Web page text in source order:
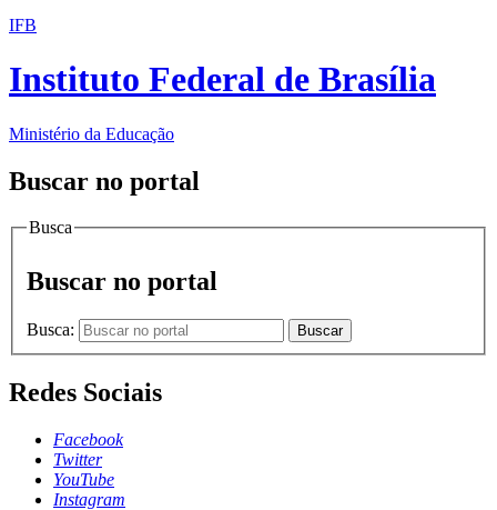
IFB
Instituto Federal de Brasília
Ministério da Educação
Buscar no portal
Busca
Buscar no portal
Busca: Buscar
Redes Sociais
Facebook
Twitter
YouTube
Instagram